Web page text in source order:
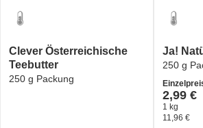
Clever Österreichische
Teebutter
250 g Packung
Ja!
250 g
2,99 €
1 kg
11,96 €